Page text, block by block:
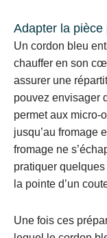
Adapter la pièce
Un cordon bleu
chauffer en son
assurer une
pouvez envisager
permet aux micro-
jusqu’au fromage
fromage ne
pratiquer
la pointe d’un
Une fois ces